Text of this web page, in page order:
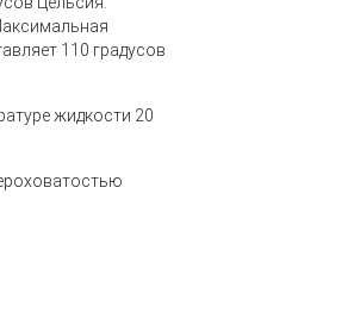
110 градусов
жидкости 20